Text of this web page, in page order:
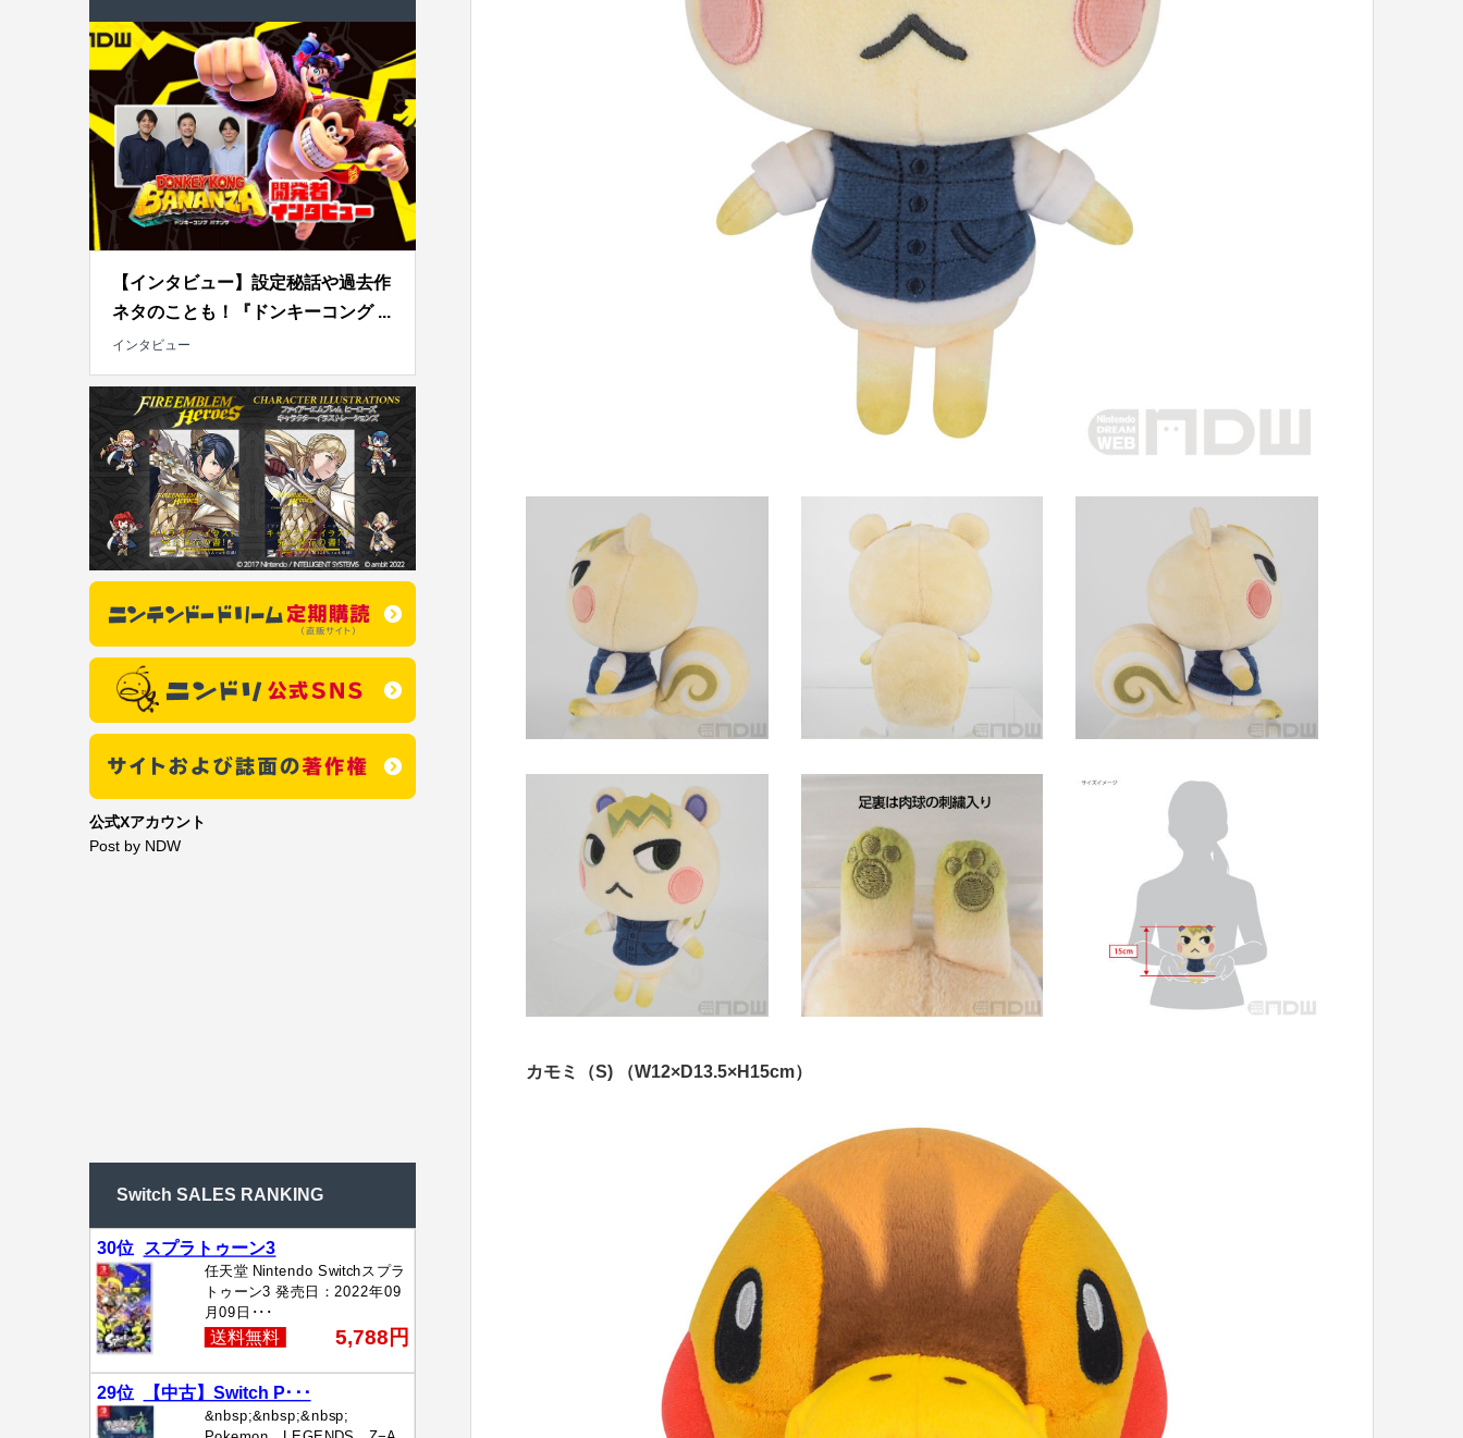
カモミ（S) （W12×D13.5×H15cm）
【インタビュー】設定秘話や過去作
ネタのことも！『ドンキーコング ...
インタビュー
公式Xアカウント
Post by NDW
Switch SALES RANKING